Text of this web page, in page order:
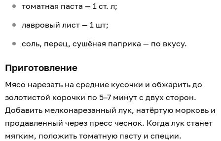
томатная паста — 1 ст. л;
лавровый лист — 1 шт;
соль, перец, сушёная паприка — по вкусу.
Приготовление
Мясо нарезать на средние кусочки и обжарить до
золотистой корочки по 5–7 минут с двух сторон.
Добавить мелконарезанный лук, натёртую морковь и
продавленный через пресс чеснок. Когда лук станет
мягким, положить томатную пасту и специи.